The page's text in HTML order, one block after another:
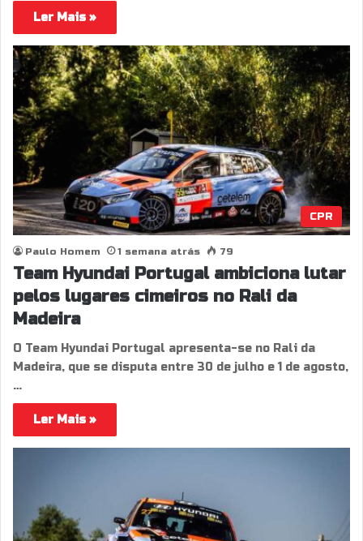
Ler Mais »
CPR
Paulo Homem 1 semana atrás 79
Team Hyundai Portugal ambiciona lutar
pelos lugares cimeiros no Rali da
Madeira
O Team Hyundai Portugal apresenta-se no Rali da
Madeira, que se disputa entre 30 de julho e 1 de agosto,
…
Ler Mais »